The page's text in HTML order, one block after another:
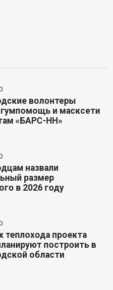
волонтеры
и масксети
«БАРС-НН»
назвали
размер
в 2026 году
теплохода проекта
построить в
области